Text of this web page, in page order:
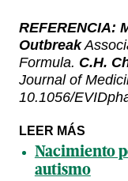
REFERENCIA:
Outbreak
Formula. C.H.
Journal of
10.1056/
LEER MÁS
Nacimiento
autismo